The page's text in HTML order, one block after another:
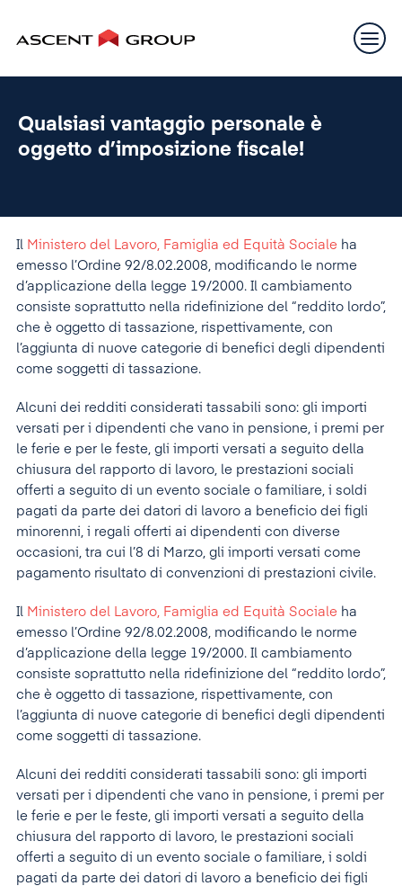
Qualsiasi vantaggio personale è
oggetto d’imposizione fiscale!
Il Ministero del Lavoro, Famiglia ed Equità Sociale ha
emesso l’Ordine 92/8.02.2008, modificando le norme
d’applicazione della legge 19/2000. Il cambiamento
consiste soprattutto nella ridefinizione del “reddito lordo”,
che è oggetto di tassazione, rispettivamente, con
l’aggiunta di nuove categorie di benefici degli dipendenti
come soggetti di tassazione.
Alcuni dei redditi considerati tassabili sono: gli importi
versati per i dipendenti che vano in pensione, i premi per
le ferie e per le feste, gli importi versati a seguito della
chiusura del rapporto di lavoro, le prestazioni sociali
offerti a seguito di un evento sociale o familiare, i soldi
pagati da parte dei datori di lavoro a beneficio dei figli
minorenni, i regali offerti ai dipendenti con diverse
occasioni, tra cui l’8 di Marzo, gli importi versati come
pagamento risultato di convenzioni di prestazioni civile.
Il Ministero del Lavoro, Famiglia ed Equità Sociale ha
emesso l’Ordine 92/8.02.2008, modificando le norme
d’applicazione della legge 19/2000. Il cambiamento
consiste soprattutto nella ridefinizione del “reddito lordo”,
che è oggetto di tassazione, rispettivamente, con
l’aggiunta di nuove categorie di benefici degli dipendenti
come soggetti di tassazione.
Alcuni dei redditi considerati tassabili sono: gli importi
versati per i dipendenti che vano in pensione, i premi per
le ferie e per le feste, gli importi versati a seguito della
chiusura del rapporto di lavoro, le prestazioni sociali
offerti a seguito di un evento sociale o familiare, i soldi
pagati da parte dei datori di lavoro a beneficio dei figli